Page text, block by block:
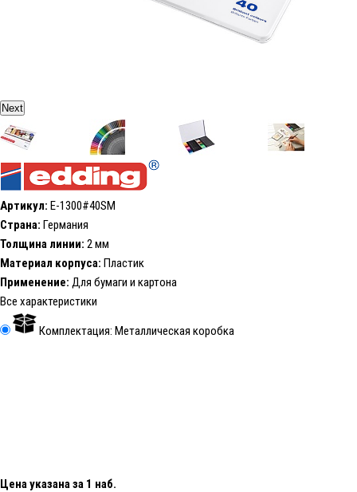
Next
Артикул: E-1300#40SM
Страна: Германия
Толщина линии: 2 мм
Материал корпуса: Пластик
Применение: Для бумаги и картона
Все характеристики
Комплектация: Металлическая коробка
Цена указана за 1 наб.